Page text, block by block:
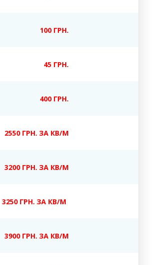
100 ГРН.
45 ГРН.
400 ГРН.
2550 ГРН. ЗА КВ/М
3200 ГРН. ЗА КВ/М
3250 ГРН. ЗА КВ/М
3900 ГРН. ЗА КВ/М